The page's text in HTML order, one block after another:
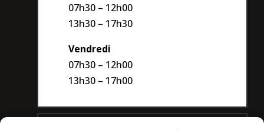
07h30 – 12h00
13h30 – 17h30
Vendredi
07h30 – 12h00
13h30 – 17h00